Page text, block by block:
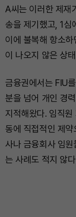
A씨는 이러한 제재
송을 제기했고, 1심
이에 불복해 항소
이 나오지 않은 상
금융권에서는 FIU
분을 넘어 개인 경
지적해왔다. 임직
동에 직접적인 제
사나 금융회사 임
는 사례도 적지 않